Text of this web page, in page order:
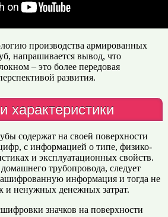
производства армированных
напрашивается вывод, что
– это более передовая
развития.
характеристики
содержат на своей поверхности
с информацией о типе, физико-
и эксплуатационных свойств.
трубопровода, следует
информация и тогда не
и ненужных денежных затрат.
значков на поверхности